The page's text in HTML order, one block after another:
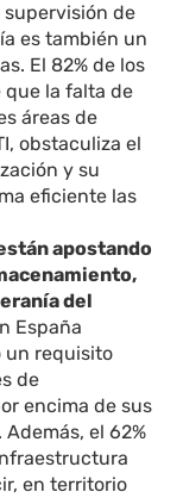
de
es también un
El 82% de los
que la falta de
áreas de
obstaculiza el
y su
eficiente las
apostando
del
España
un requisito
de
encima de sus
el 62%
en territorio